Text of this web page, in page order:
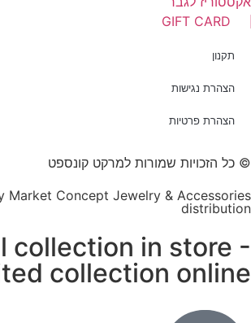
GIFT CARD
תקנון
הצהרת נגישות
הצהרת פרטיות
© כל הזכויות שמורות למרקט קונספט
Market Concept Jewelry & Accessories
distribution
collection in store -
collection online